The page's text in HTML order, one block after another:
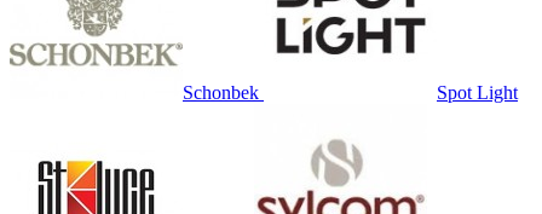
Schonbek Spot Light